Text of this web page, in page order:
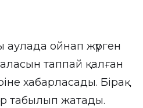
ойнап жүрген
таппай қалған
хабарласады. Бірақ
табылып жатады.